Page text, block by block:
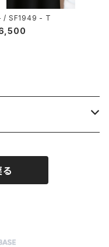
/ SF1949 - T